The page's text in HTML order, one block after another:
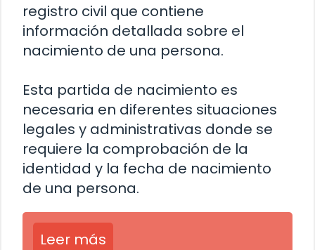
registro civil que contiene
información detallada sobre el
nacimiento de una persona.
Esta partida de nacimiento es
necesaria en diferentes situaciones
legales y administrativas donde se
requiere la comprobación de la
identidad y la fecha de nacimiento
de una persona.
Leer más